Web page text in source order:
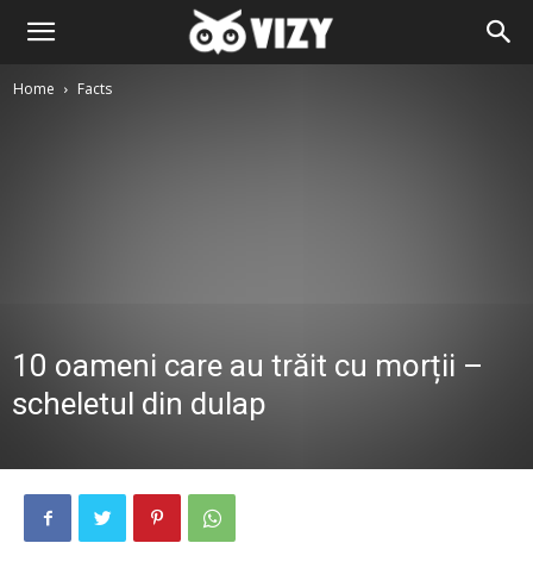
Home Facts
10 oameni care au trăit cu morții –
scheletul din dulap